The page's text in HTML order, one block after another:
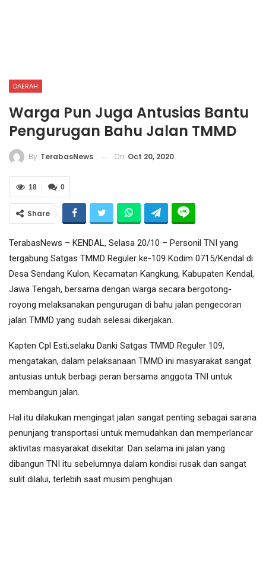
DAERAH
Warga Pun Juga Antusias Bantu
Pengurugan Bahu Jalan TMMD
By TerabasNews On Oct 20, 2020
0
18
Share
TerabasNews – KENDAL, Selasa 20/10 – Personil TNI yang
tergabung Satgas TMMD Reguler ke-109 Kodim 0715/Kendal di
Desa Sendang Kulon, Kecamatan Kangkung, Kabupaten Kendal,
Jawa Tengah, bersama dengan warga secara bergotong-
royong melaksanakan pengurugan di bahu jalan pengecoran
jalan TMMD yang sudah selesai dikerjakan.
Kapten Cpl Esti,selaku Danki Satgas TMMD Reguler 109,
mengatakan, dalam pelaksanaan TMMD ini masyarakat sangat
antusias untuk berbagi peran bersama anggota TNI untuk
membangun jalan.
Hal itu dilakukan mengingat jalan sangat penting sebagai sarana
penunjang transportasi untuk memudahkan dan memperlancar
aktivitas masyarakat disekitar. Dan selama ini jalan yang
dibangun TNI itu sebelumnya dalam kondisi rusak dan sangat
sulit dilalui, terlebih saat musim penghujan.